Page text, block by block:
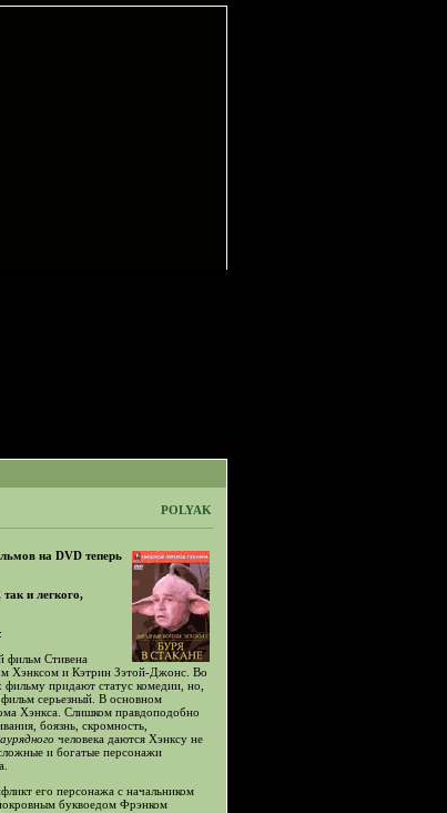
POLYAK
на DVD теперь
и легкого,
фильм Стивена
Хэнксом и Кэтрин Зэтой-Джонс. Во
фильму придают статус комедии, но,
серьезный. В основном
Хэнкса. Слишком правдоподобно
боязнь, скромность,
человека даются Хэнксу не
и богатые персонажи
его персонажа с начальником
буквоедом Фрэнком